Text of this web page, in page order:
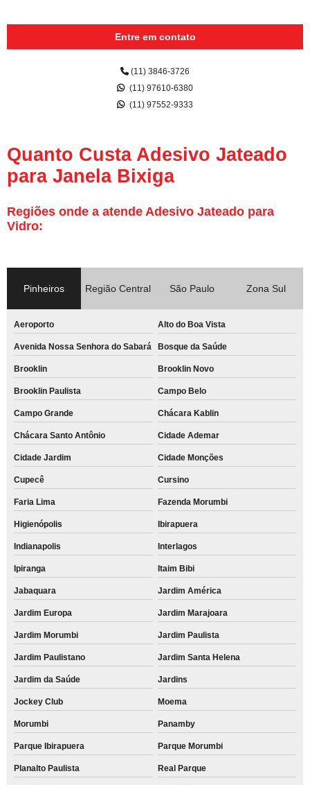
Entre em contato
(11) 3846-3726
(11) 97610-6380
(11) 97552-9333
Quanto Custa Adesivo Jateado
para Janela Bixiga
Regiões onde a atende Adesivo Jateado para
Vidro:
Pinheiros Região Central São Paulo Zona Sul
Aeroporto Alto do Boa Vista
Avenida Nossa Senhora do Sabará Bosque da Saúde
Brooklin Brooklin Novo
Brooklin Paulista Campo Belo
Campo Grande Chácara Kablin
Chácara Santo Antônio Cidade Ademar
Cidade Jardim Cidade Monções
Cupecê Cursino
Faria Lima Fazenda Morumbi
Higienópolis Ibirapuera
Indianapolis Interlagos
Ipiranga Itaim Bibi
Jabaquara Jardim América
Jardim Europa Jardim Marajoara
Jardim Morumbi Jardim Paulista
Jardim Paulistano Jardim Santa Helena
Jardim da Saúde Jardins
Jockey Club Moema
Morumbi Panamby
Parque Ibirapuera Parque Morumbi
Planalto Paulista Real Parque